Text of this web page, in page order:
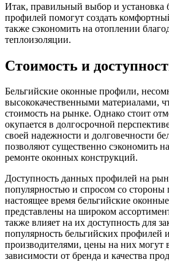
Итак, правильный выбор и установка
профилей помогут создать
также сэкономить на отоплении
теплоизоляции.
Стоимость и
Бельгийские оконные профили,
высококачественными материалами,
стоимость на рынке. Однако стоит
окупается в долгосрочной
своей надежности и долговечности
позволяют существенно сэкономить
ремонте оконных конструкций.
Доступность данных профилей на
популярностью и спросом со стороны
настоящее время бельгийские
представлены на широком
также влияет на их доступность для
популярность бельгийских
производителями, цены на них могут
зависимости от бренда и качества